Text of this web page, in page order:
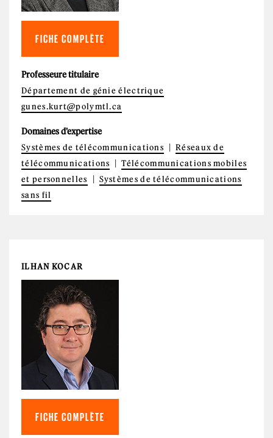
FICHE COMPLÈTE
Professeure titulaire
Département de génie électrique
gunes.kurt@polymtl.ca
Domaines d'expertise
Systèmes de télécommunications
Réseaux de
télécommunications
Télécommunications mobiles
et personnelles
Systèmes de télécommunications
sans fil
ILHAN KOCAR
FICHE COMPLÈTE